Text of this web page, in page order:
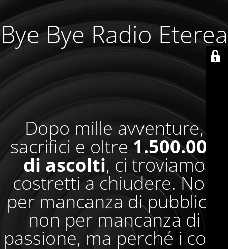
Bye Bye Radio Eterea
Dopo mille avventure,
sacrifici e oltre1.500.000
di ascolti, ci troviamo
costretti a chiudere. Non
per mancanza di pubblico,
non per mancanza di
passione, ma perché i costi